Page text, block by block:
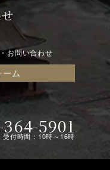
お問い合わせ
ーム
5901
受付時間：10時～16時